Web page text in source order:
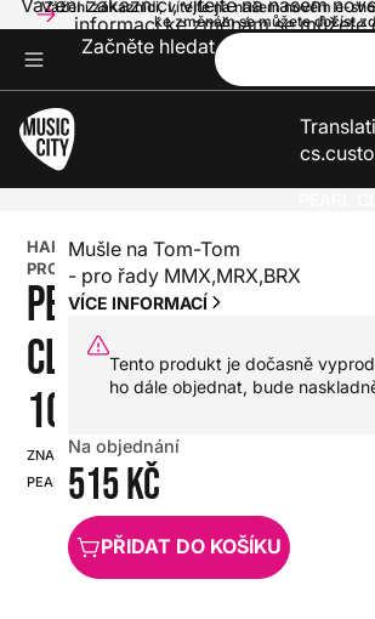
Vážení zákazníci, vítejte na našem novém e-
ke změnám se můžete dočíst
Vážení zákazníci, vítejte na našem
informací ke změnám se můžete
Začněte hledat
HARDWARE
PRO BICÍ
PEARL
CL-
100
ZNAČKA:
PEARL
SKU:
HX0000000002772
Mušle na Tom-Tom
- pro řady MMX,MRX,BRX
VÍCE INFORMACÍ
Tento produkt je dočasně
ho dále objednat, bude
Na objednání
515 Kč
PŘIDAT DO KOŠÍKU